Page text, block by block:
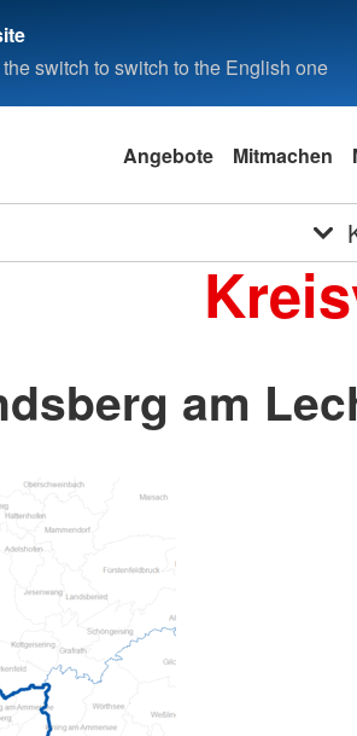
switch to switch to the English one
Angebote Mitmachen
am